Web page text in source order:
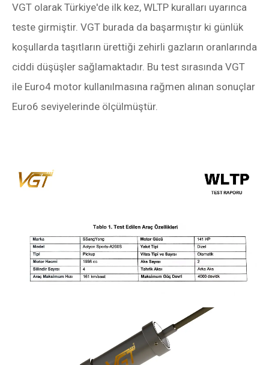
VGT olarak Türkiye'de ilk kez, WLTP kuralları uyarınca
teste girmiştir. VGT burada da başarmıştır ki günlük
koşullarda taşıtların ürettiği zehirli gazların oranlarında
ciddi düşüşler sağlamaktadır. Bu test sırasında VGT
ile Euro4 motor kullanılmasına rağmen alınan sonuçlar
Euro6 seviyelerinde ölçülmüştür.